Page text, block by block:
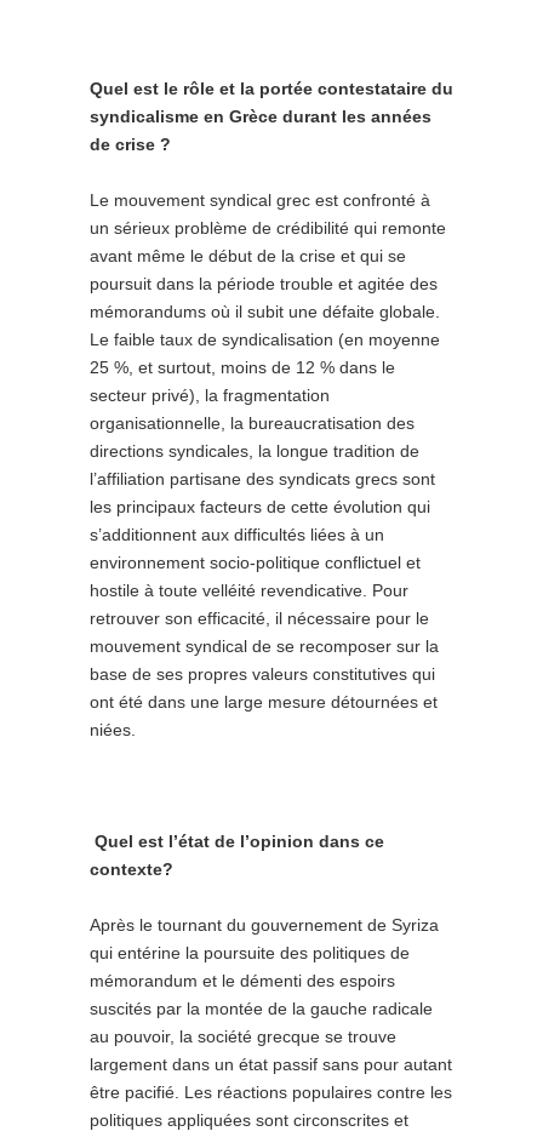
Quel est le rôle et la portée contestataire du
syndicalisme en Grèce durant les années
de crise ?
Le mouvement syndical grec est confronté à
un sérieux problème de crédibilité qui remonte
avant même le début de la crise et qui se
poursuit dans la période trouble et agitée des
mémorandums où il subit une défaite globale.
Le faible taux de syndicalisation (en moyenne
25 %, et surtout, moins de 12 % dans le
secteur privé), la fragmentation
organisationnelle, la bureaucratisation des
directions syndicales, la longue tradition de
l’affiliation partisane des syndicats grecs sont
les principaux facteurs de cette évolution qui
s’additionnent aux difficultés liées à un
environnement socio-politique conflictuel et
hostile à toute velléité revendicative. Pour
retrouver son efficacité, il nécessaire pour le
mouvement syndical de se recomposer sur la
base de ses propres valeurs constitutives qui
ont été dans une large mesure détournées et
niées.
Quel est l’état de l’opinion dans ce
contexte?
Après le tournant du gouvernement de Syriza
qui entérine la poursuite des politiques de
mémorandum et le démenti des espoirs
suscités par la montée de la gauche radicale
au pouvoir, la société grecque se trouve
largement dans un état passif sans pour autant
être pacifié. Les réactions populaires contre les
politiques appliquées sont circonscrites et